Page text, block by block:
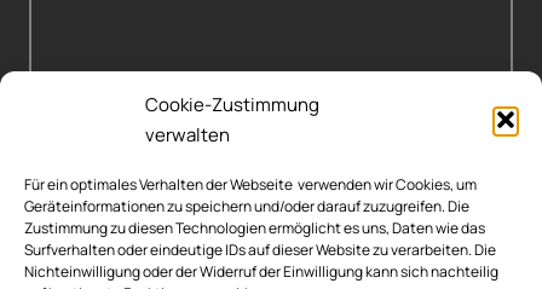
Cookie-Zustimmung
verwalten
Für ein optimales Verhalten der Webseite verwenden wir Cookies, um
Geräteinformationen zu speichern und/oder darauf zuzugreifen. Die
Zustimmung zu diesen Technologien ermöglicht es uns, Daten wie das
Surfverhalten oder eindeutige IDs auf dieser Website zu verarbeiten. Die
Nichteinwilligung oder der Widerruf der Einwilligung kann sich nachteilig